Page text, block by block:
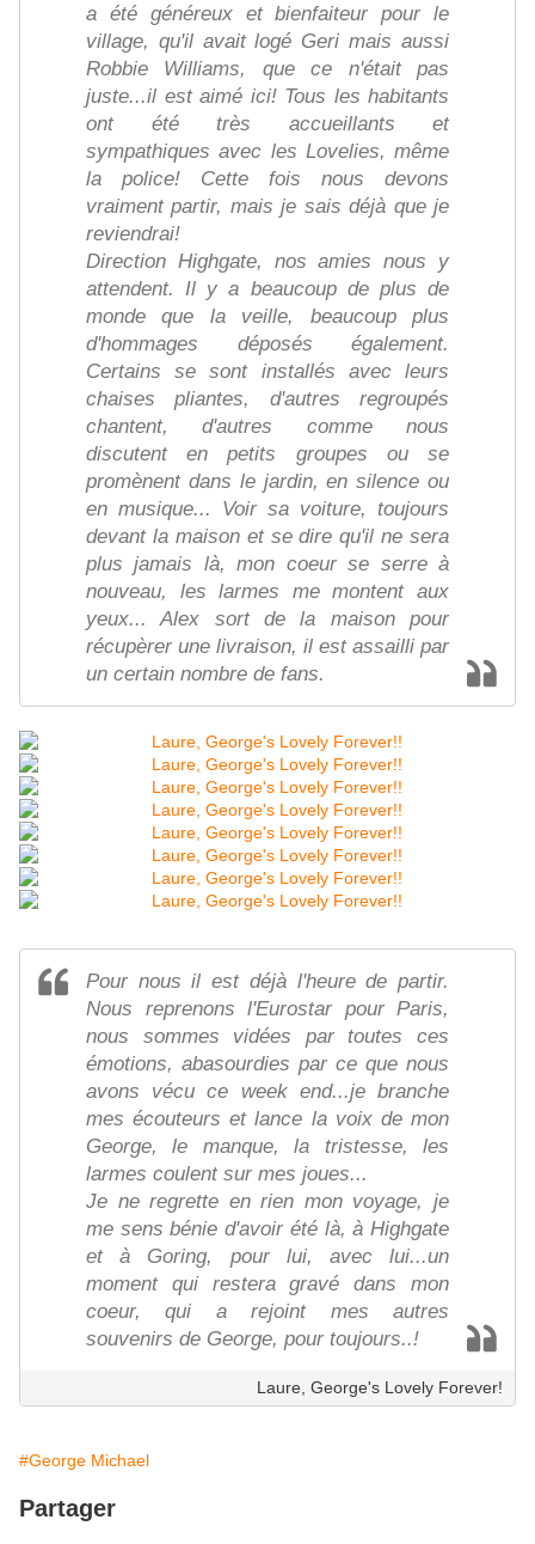
a été généreux et bienfaiteur pour le
village, qu'il avait logé Geri mais aussi
Robbie Williams, que ce n'était pas
juste...il est aimé ici! Tous les habitants
ont été très accueillants et
sympathiques avec les Lovelies, même
la police! Cette fois nous devons
vraiment partir, mais je sais déjà que je
reviendrai!
Direction Highgate, nos amies nous y
attendent. Il y a beaucoup de plus de
monde que la veille, beaucoup plus
d'hommages déposés également.
Certains se sont installés avec leurs
chaises pliantes, d'autres regroupés
chantent, d'autres comme nous
discutent en petits groupes ou se
promènent dans le jardin, en silence ou
en musique... Voir sa voiture, toujours
devant la maison et se dire qu'il ne sera
plus jamais là, mon coeur se serre à
nouveau, les larmes me montent aux
yeux... Alex sort de la maison pour
récupèrer une livraison, il est assailli par
un certain nombre de fans.
Pour nous il est déjà l'heure de partir.
Nous reprenons l'Eurostar pour Paris,
nous sommes vidées par toutes ces
émotions, abasourdies par ce que nous
avons vécu ce week end...je branche
mes écouteurs et lance la voix de mon
George, le manque, la tristesse, les
larmes coulent sur mes joues...
Je ne regrette en rien mon voyage, je
me sens bénie d'avoir été là, à Highgate
et à Goring, pour lui, avec lui...un
moment qui restera gravé dans mon
coeur, qui a rejoint mes autres
souvenirs de George, pour toujours..!
Laure, George's Lovely Forever!
#George Michael
Partager